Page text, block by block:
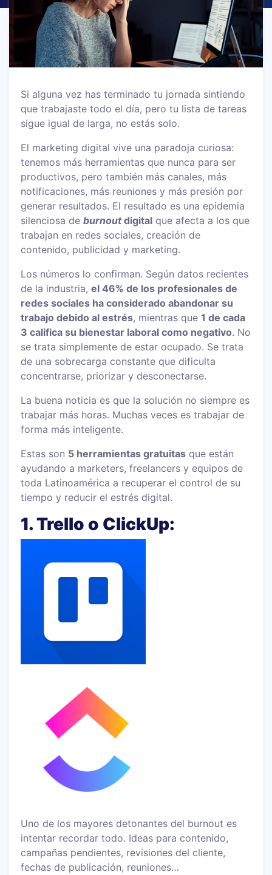
Si alguna vez has terminado tu jornada sintiendo
que trabajaste todo el día, pero tu lista de tareas
sigue igual de larga, no estás solo.
El marketing digital vive una paradoja curiosa:
tenemos más herramientas que nunca para ser
productivos, pero también más canales, más
notificaciones, más reuniones y más presión por
generar resultados. El resultado es una epidemia
silenciosa deburnoutdigital que afecta a los que
trabajan en redes sociales, creación de
contenido, publicidad y marketing.
Los números lo confirman. Según datos recientes
de la industria,el 46% de los profesionales de
redes sociales ha considerado abandonar su
trabajo debido al estrés, mientras que1 de cada
3 califica su bienestar laboral como negativo. No
se trata simplemente de estar ocupado. Se trata
de una sobrecarga constante que dificulta
concentrarse, priorizar y desconectarse.
La buena noticia es que la solución no siempre es
trabajar más horas. Muchas veces es trabajar de
forma más inteligente.
Estas son 5 herramientas gratuitas que están
ayudando a marketers, freelancers y equipos de
toda Latinoamérica a recuperar el control de su
tiempo y reducir el estrés digital.
1. Trello o ClickUp:
Uno de los mayores detonantes del burnout es
intentar recordar todo. Ideas para contenido,
campañas pendientes, revisiones del cliente,
fechas de publicación, reuniones…